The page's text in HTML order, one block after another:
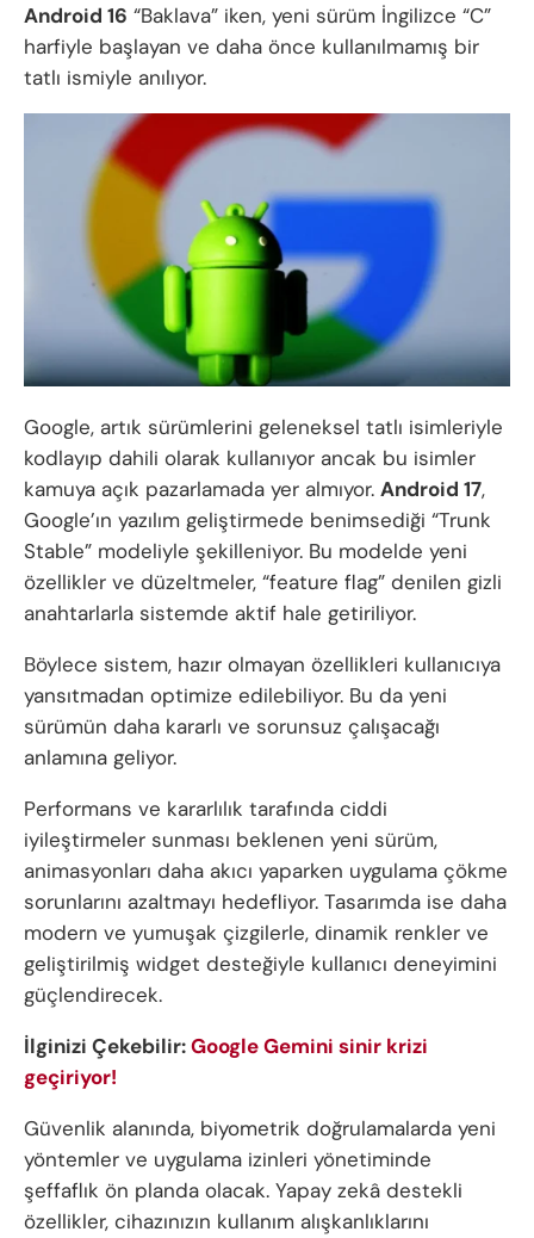
Android 16 “Baklava” iken, yeni sürüm İngilizce “C”
harfiyle başlayan ve daha önce kullanılmamış bir
tatlı ismiyle anılıyor.
Google, artık sürümlerini geleneksel tatlı isimleriyle
kodlayıp dahili olarak kullanıyor ancak bu isimler
kamuya açık pazarlamada yer almıyor. Android 17,
Google’ın yazılım geliştirmede benimsediği “Trunk
Stable” modeliyle şekilleniyor. Bu modelde yeni
özellikler ve düzeltmeler, “feature flag” denilen gizli
anahtarlarla sistemde aktif hale getiriliyor.
Böylece sistem, hazır olmayan özellikleri kullanıcıya
yansıtmadan optimize edilebiliyor. Bu da yeni
sürümün daha kararlı ve sorunsuz çalışacağı
anlamına geliyor.
Performans ve kararlılık tarafında ciddi
iyileştirmeler sunması beklenen yeni sürüm,
animasyonları daha akıcı yaparken uygulama çökme
sorunlarını azaltmayı hedefliyor. Tasarımda ise daha
modern ve yumuşak çizgilerle, dinamik renkler ve
geliştirilmiş widget desteğiyle kullanıcı deneyimini
güçlendirecek.
İlginizi Çekebilir:Google Gemini sinir krizi
geçiriyor!
Güvenlik alanında, biyometrik doğrulamalarda yeni
yöntemler ve uygulama izinleri yönetiminde
şeffaflık ön planda olacak. Yapay zekâ destekli
özellikler, cihazınızın kullanım alışkanlıklarını